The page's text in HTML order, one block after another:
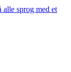
sprog med et